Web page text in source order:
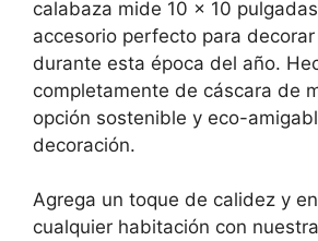
calabaza mide 10 x 10
accesorio perfecto para
durante esta época del año.
completamente de cáscara de
opción sostenible y eco-
decoración.
Agrega un toque de calidez y
cualquier habitación con